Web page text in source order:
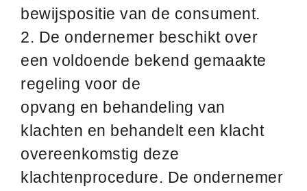
bewijspositie van de consument.
2. De ondernemer beschikt over
een voldoende bekend gemaakte
regeling voor de
opvang en behandeling van
klachten en behandelt een klacht
overeenkomstig deze
klachtenprocedure. De ondernemer